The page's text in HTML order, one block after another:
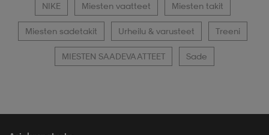
NIKE Miesten vaatteet Miesten takit
Miesten sadetakit Urheilu & varusteet Treeni
MIESTEN SAADEVAATTEET Sade